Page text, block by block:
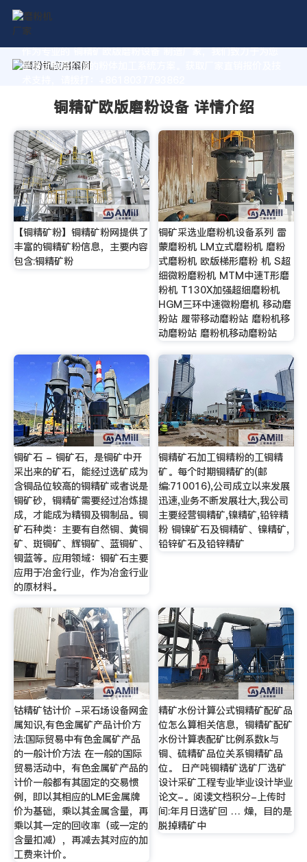
作为专业的 铜精矿欧版磨粉设备 制造厂家，我们致力于为您
量身定制高价值的粉体加工系统方案。获取厂家直销报价及技
铜精矿欧版磨粉设备 详情介绍
【铜精矿粉】铜精矿粉网提供了
丰富的铜精矿粉信息，主要内容
包含:铜精矿粉
铜矿采选业磨粉机设备系列 雷
蒙磨粉机 LM立式磨粉机 磨粉
式磨粉机 欧版梯形磨粉 机 S超
细微粉磨粉机 MTM中速T形磨
粉机 T130X加强超细磨粉机
HGM三环中速微粉磨机 移动磨
粉站 履带移动磨粉站 磨粉机移
动磨粉站 磨粉机移动磨粉站
铜矿石 - 铜矿石，是铜矿中开
采出来的矿石，能经过选矿成为
含铜品位较高的铜精矿或者说是
铜矿砂，铜精矿需要经过冶炼提
成，才能成为精铜及铜制品。铜
矿石种类：主要有自然铜、黄铜
矿、斑铜矿、辉铜矿、蓝铜矿、
铜蓝等。应用领域：铜矿石主要
应用于冶金行业，作为冶金行业
的原材料。
铜精矿石加工铜精粉的工铜精
矿。每个时期铜精矿的(邮
编:710016),公司成立以来发展
迅速,业务不断发展壮大,我公司
主要经营铜精矿,镍精矿,铅锌精
粉 铜镍矿石及铜精矿、镍精矿,
铅锌矿石及铅锌精矿
钴精矿钴计价 -采石场设备网金
属知识,有色金属矿产品计价方
法:国际贸易中有色金属矿产品
的一般计价方法 在一般的国际
贸易活动中，有色金属矿产品的
计价一般都有其固定的交易惯
例，即以其相应的LME金属牌
价为基础，乘以其金属含量，再
乘以其一定的回收率（或一定的
含量扣减），再减去其对应的加
工费来计价。
精矿水份计算公式铜精矿配矿品
位怎么算相关信息，铜精矿配矿
水份计算表配矿比例系数k与
铜、硫精矿品位关系铜精矿品
位。 日产吨铜精矿选矿厂选矿
设计采矿工程专业毕业设计毕业
论文-。阅读文档积分-上传时
间:年月日选矿回 … 燥，目的是
脱掉精矿中